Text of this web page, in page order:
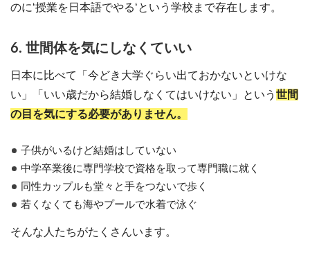
のに‘授業を日本語でやる‘という学校まで存在します。
6. 世間体を気にしなくていい
日本に比べて「今どき大学ぐらい出ておかないといけな
い」「いい歳だから結婚しなくてはいけない」という 世間
の目を気にする必要がありません。
子供がいるけど結婚はしていない
中学卒業後に専門学校で資格を取って専門職に就く
同性カップルも堂々と手をつないで歩く
若くなくても海やプールで水着で泳ぐ
そんな人たちがたくさんいます。